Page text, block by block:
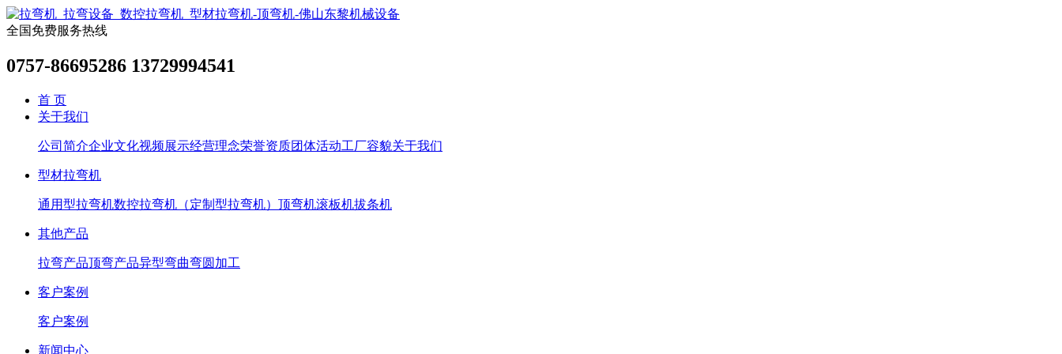
全国免费服务热线
0757-86695286 13729994541
首 页
关于我们
公司简介企业文化视频展示经营理念荣誉资质团体活动工厂容貌关于我们
型材拉弯机
通用型拉弯机数控拉弯机（定制型拉弯机） 顶弯机滚板机拔条机
其他产品
拉弯产品顶弯产品异型弯曲弯圆加工
客户案例
客户案例
新闻中心